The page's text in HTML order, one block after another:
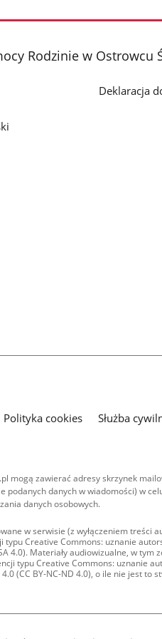
Rodzinie w Ostrowcu
Deklaracja
Polityka cookies Służba
mogą zawierać adresy skrzynek
danych w wiadomości) w
danych osobowych.
w serwisie (z wyłączeniem treści
typu Creative Commons: uznanie
4.0). Materiały audiowizualne, w tym
typu Creative Commons: uznanie
(CC BY-NC-ND 4.0), o ile nie jest to